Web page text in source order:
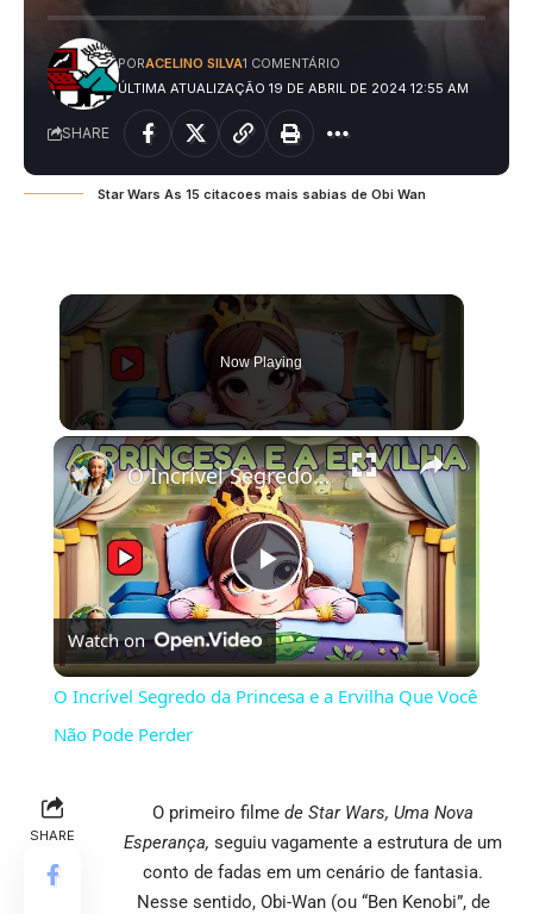
ÚLTIMA ATUALIZAÇÃO 19 DE ABRIL DE 2024 12:55 AM
PORACELINO SILVA1 COMENTÁRIO
SHARE
Star Wars As 15 citacoes mais sabias de Obi Wan
Now Playing
×
Play
Video
O Incrível Segredo da Princesa e a Ervilha Que Você Não Pode Perder
Watch on
O Incrível Segredo da Princesa e a Ervilha Que Você
Não Pode Perder
SHARE
O primeiro filme de Star Wars, Uma Nova
Esperança, seguiu vagamente a estrutura de um
conto de fadas em um cenário de fantasia.
Nesse sentido, Obi-Wan (ou “Ben Kenobi”, de